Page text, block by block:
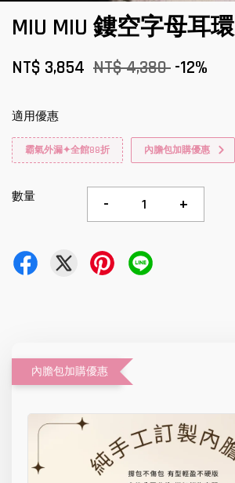
MIU MIU 鏤空字母耳環
NT$ 3,854 NT$ 4,380 -12%
適用優惠
霸氣外漏✦全館88折 內膽包加購優惠
數量 - +
內膽包加購優惠